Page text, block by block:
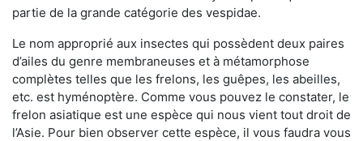
partie de la grande catégorie des vespidae.
Le nom approprié aux insectes qui possèdent deux paires
d’ailes du genre membraneuses et à métamorphose
complètes telles que les frelons, les guêpes, les abeilles,
etc. est hyménoptère. Comme vous pouvez le constater, le
frelon asiatique est une espèce qui nous vient tout droit de
l’Asie. Pour bien observer cette espèce, il vous faudra vous